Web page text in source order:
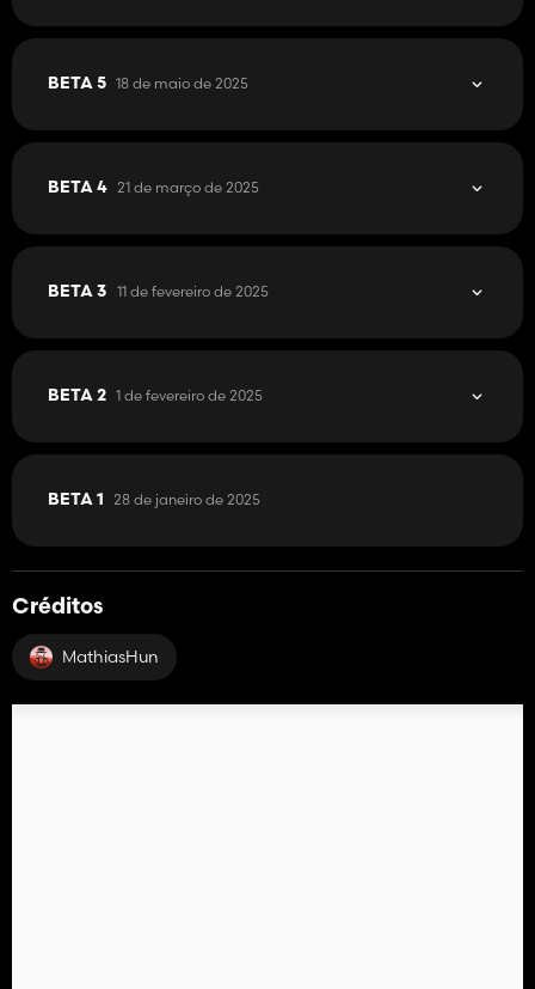
BETA 5 18 de maio de 2025
BETA 4 21 de março de 2025
BETA 3 11 de fevereiro de 2025
BETA 2 1 de fevereiro de 2025
BETA 1 28 de janeiro de 2025
Créditos
MathiasHun